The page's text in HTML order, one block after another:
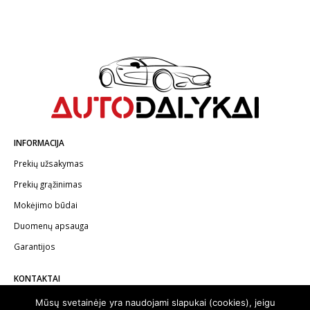
INFORMACIJA
Prekių užsakymas
Prekių grąžinimas
Mokėjimo būdai
Duomenų apsauga
Garantijos
KONTAKTAI
Telefonas:+370 602 62622
Mūsų svetainėje yra naudojami slapukai (cookies), jeigu